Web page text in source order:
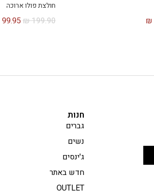
₪
חולצת פולו ארוכה
₪199.90
99.95
חנות
גברים
נשים
ג'ינסים
חדש באתר
OUTLET